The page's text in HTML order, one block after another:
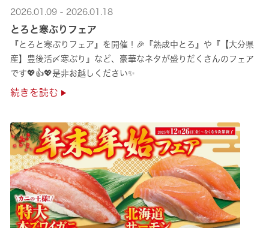
2026.01.09 - 2026.01.18
とろと寒ぶりフェア
『とろと寒ぶりフェア』を開催！🎉『熟成中とろ』や『【大分県
産】豊後活〆寒ぶり』など、豪華なネタが盛りだくさんのフェア
です💖👍💖是非お越しください✨
続きを読む